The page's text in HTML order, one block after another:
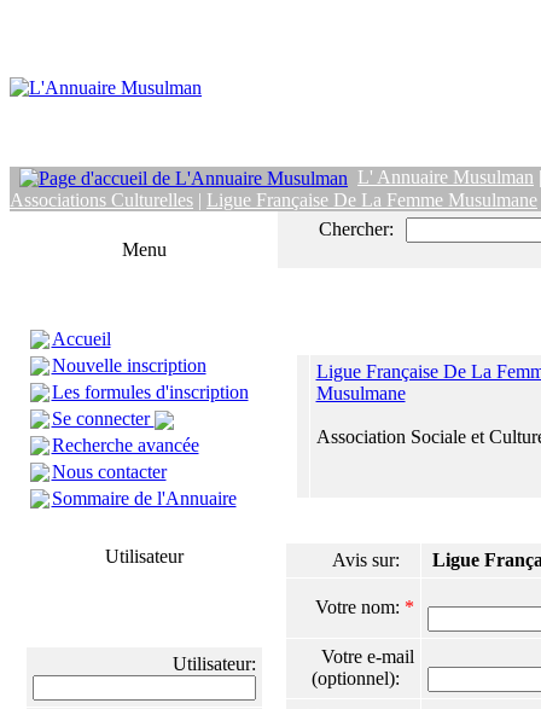
L' Annuaire Musulman
Associations Culturelles | Ligue Française De La Femme Musulmane
Menu
Accueil
Nouvelle inscription
Les formules d'inscription
Se connecter
Recherche avancée
Nous contacter
Sommaire de l'Annuaire
Utilisateur
Utilisateur:
Chercher:
Ligue Française De La
Musulmane
Association Sociale et
Avis sur: Ligue
Votre nom: *
Votre e-mail
(optionnel):